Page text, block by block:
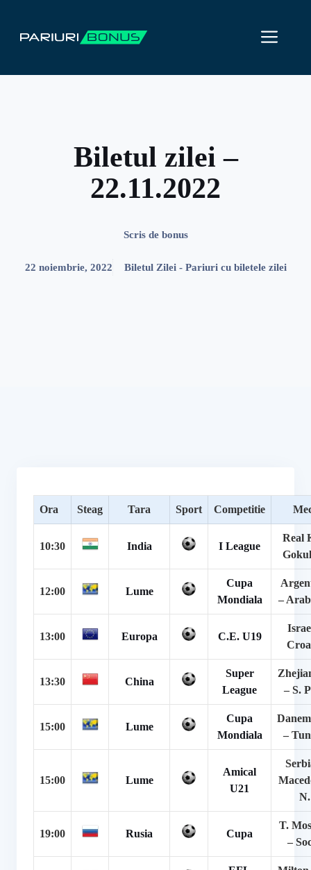
conținut
Biletul zilei –
22.11.2022
Scris de bonus
22 noiembrie, 2022 Biletul Zilei - Pariuri cu biletele zilei
Ora Steag Tara Sport Competitie
10:30 India I League
Real
12:00 Lume
Cupa
Mondiala
–
13:00 Europa C.E. U19
13:30 China
Super
League
– S.
15:00 Lume
Cupa
Mondiala
–
15:00 Lume
Amical
U21
N.
19:00 Rusia Cupa
T.
–